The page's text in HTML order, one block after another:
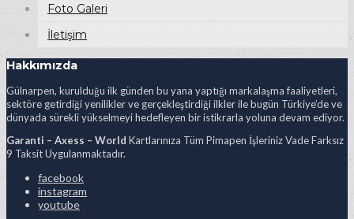
Foto Galeri
İletişim
Hakkımızda
Gülnarpen, kurulduğu ilk günden bu yana yaptığı markalaşma faaliyetleri,
sektöre getirdiği yenilikler ve gerçekleştirdiği ilkler ile bugün Türkiye’de ve
dünyada sürekli yükselmeyi hedefleyen bir istikrarla yoluna devam ediyor.
Garanti – Axess – World Kartlarınıza Tüm Pimapen İşleriniz Vade Farksız
9 Taksit Uygulanmaktadır.
facebook
instagram
youtube